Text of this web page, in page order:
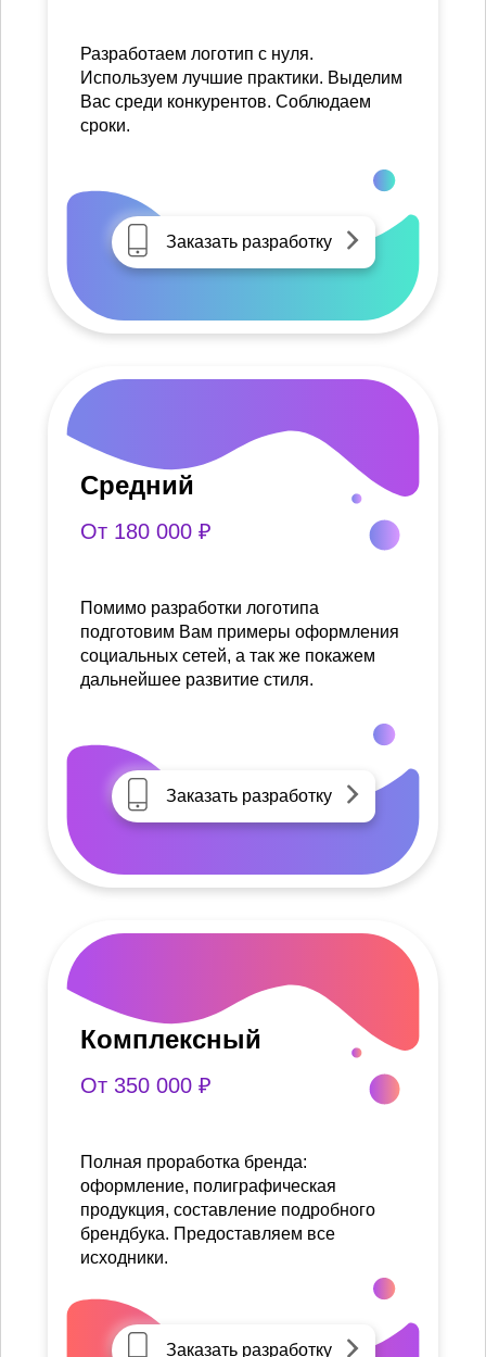
Разработаем логотип с нуля.
Используем лучшие практики. Выделим
Вас среди конкурентов. Соблюдаем
сроки.
Заказать разработку
Средний
От 180 000 ₽
Помимо разработки логотипа
подготовим Вам примеры оформления
социальных сетей, а так же покажем
дальнейшее развитие стиля.
Заказать разработку
Комплексный
От 350 000 ₽
Полная проработка бренда:
оформление, полиграфическая
продукция, составление подробного
брендбука. Предоставляем все
исходники.
Заказать разработку